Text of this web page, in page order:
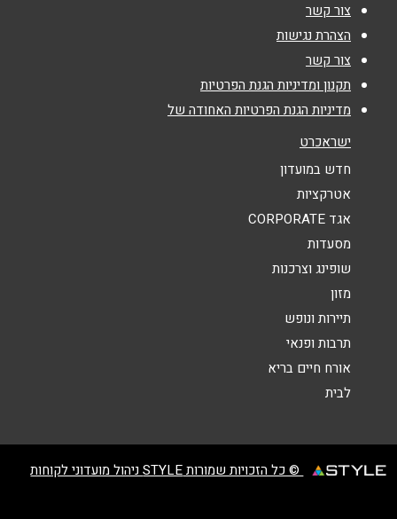
אימייל*
נושא*
אנא חזרו אלי בקשר ל...
הודעה*
צור קשר
הצהרת נגישות
צור קשר
תקנון ומדיניות הגנת הפרטיות
מדיניות הגנת הפרטיות האחודה של
ישראכרט
חדש במועדון
אטרקציות
אגד CORPORATE
מסעדות
שופינג וצרכנות
מזון
תיירות ונופש
תרבות ופנאי
אורח חיים בריא
לבית
© כל הזכויות שמורות STYLE ניהול מועדוני לקוחות